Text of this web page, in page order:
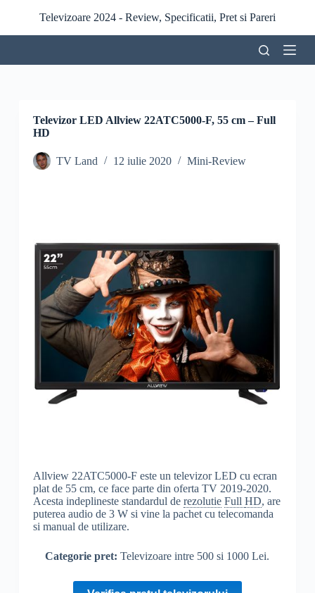
r
l
Televizoare 2024 - Review, Specificatii, Pret si Pareri
Televizor LED Allview 22ATC5000-F, 55 cm – Full
HD
TV Land 12 iulie 2020 Mini-Review
Allview 22ATC5000-F este un televizor LED cu ecran
plat de 55 cm, ce face parte din oferta TV 2019-2020.
Acesta indeplineste standardul de rezolutie Full HD, are
puterea audio de 3 W si vine la pachet cu telecomanda
si manual de utilizare.
Categorie pret:Televizoare intre 500 si 1000 Lei.